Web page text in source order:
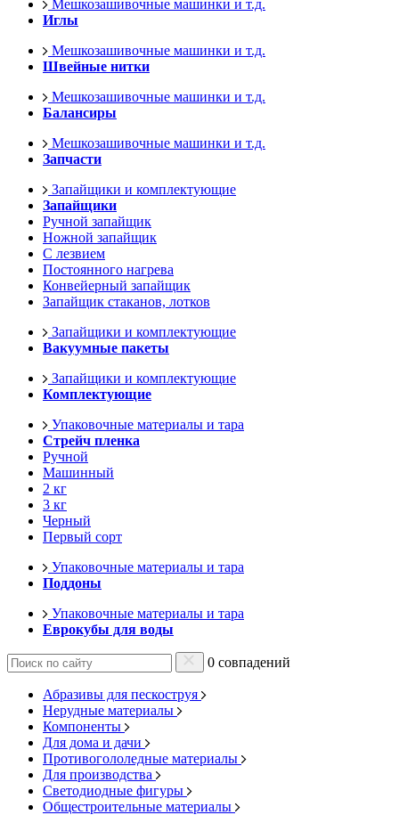
Мешкозашивочные машинки и т.д.
Иглы
Мешкозашивочные машинки и т.д.
Швейные нитки
Мешкозашивочные машинки и т.д.
Балансиры
Мешкозашивочные машинки и т.д.
Запчасти
Запайщики и комплектующие
Запайщики
Ручной запайщик
Ножной запайщик
С лезвием
Постоянного нагрева
Конвейерный запайщик
Запайщик стаканов, лотков
Запайщики и комплектующие
Вакуумные пакеты
Запайщики и комплектующие
Комплектующие
Упаковочные материалы и тара
Стрейч пленка
Ручной
Машинный
2 кг
3 кг
Черный
Первый сорт
Упаковочные материалы и тара
Поддоны
Упаковочные материалы и тара
Еврокубы для воды
0 совпадений
Абразивы для пескоструя
Нерудные материалы
Компоненты
Для дома и дачи
Противогололедные материалы
Для производства
Светодиодные фигуры
Общестроительные материалы